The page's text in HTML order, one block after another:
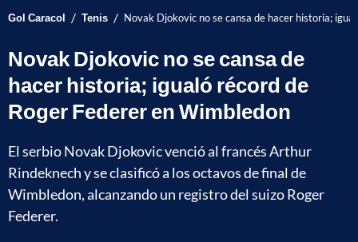
Gol Caracol / Tenis / Novak Djokovic no se cansa de hacer historia;
Novak Djokovic no se cansa de
hacer historia; igualó récord de
Roger Federer en Wimbledon
El serbio Novak Djokovic venció al francés Arthur
Rindeknech y se clasificó a los octavos de final de
Wimbledon, alcanzando un registro del suizo Roger
Federer.